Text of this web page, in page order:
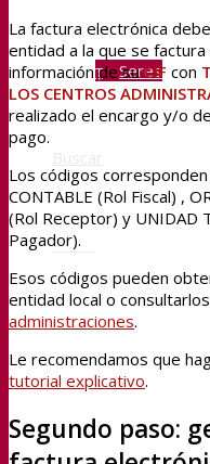
Seres
Menú
La factura electrónica
entidad a la que se factura
información de suCIF con
LOS CENTROS
realizado el encargo y/o
pago.
Los códigos corresponden
CONTABLE (Rol Fiscal) ,
(Rol Receptor) y UNIDAD
Pagador).
Esos códigos pueden
entidad local o
administraciones.
Le recomendamos que
tutorial explicativo.
Segundo paso: